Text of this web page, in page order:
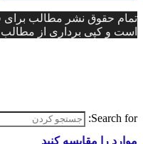
تمام حقوق نشر مطالب برای
است و کپی برداری از مطالب
Search for:
موارد را مقایسه کنید